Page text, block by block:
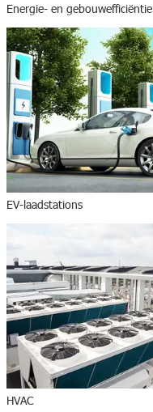
Energie- en gebouwefficiëntie
EV-laadstations
HVAC